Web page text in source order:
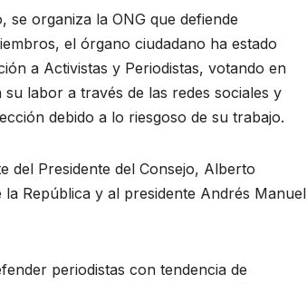
se organiza la ONG que defiende
el órgano ciudadano ha estado
a Activistas y Periodistas, votando en
labor a través de las redes sociales y
debido a lo riesgoso de su trabajo.
del Presidente del Consejo, Alberto
República y al presidente Andrés Manuel
periodistas con tendencia de